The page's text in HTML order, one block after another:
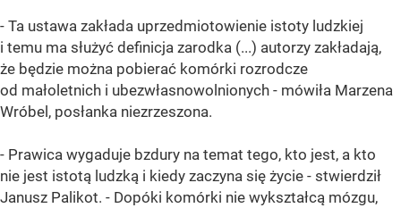
- Ta ustawa zakłada uprzedmiotowienie istoty ludzkiej
i temu ma służyć definicja zarodka (...) autorzy zakładają,
że będzie można pobierać komórki rozrodcze
od małoletnich i ubezwłasnowolnionych - mówiła Marzena
Wróbel, posłanka niezrzeszona.
- Prawica wygaduje bzdury na temat tego, kto jest, a kto
nie jest istotą ludzką i kiedy zaczyna się życie - stwierdził
Janusz Palikot. - Dopóki komórki nie wykształcą mózgu,